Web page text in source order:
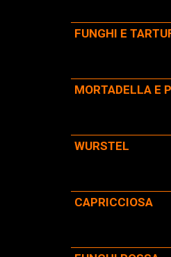
FUNGHI E
MORTADELLA E
WURSTEL
CAPRICCIOSA